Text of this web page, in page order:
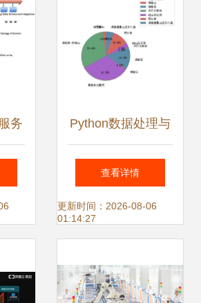
务
数
Python数据处理与
可视化分析 某年河
北省旅游景点数据
查看详情
更新时间：2026-08-06
01:14:27